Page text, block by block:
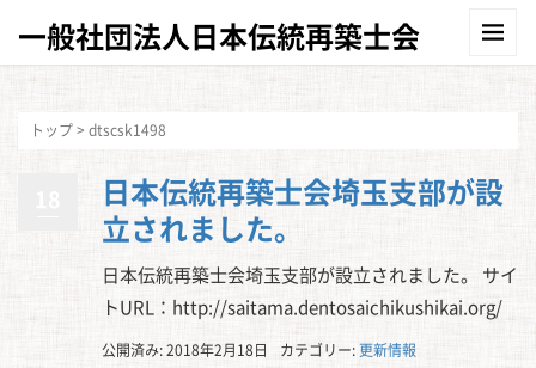
一般社団法人日本伝統再築士会
トップ> dtscsk1498
日本伝統再築士会埼玉支部が設
立されました。
日本伝統再築士会埼玉支部が設立されました。 サイ
トURL：http://saitama.dentosaichikushikai.org/
公開済み: 2018年2月18日 カテゴリー:更新情報